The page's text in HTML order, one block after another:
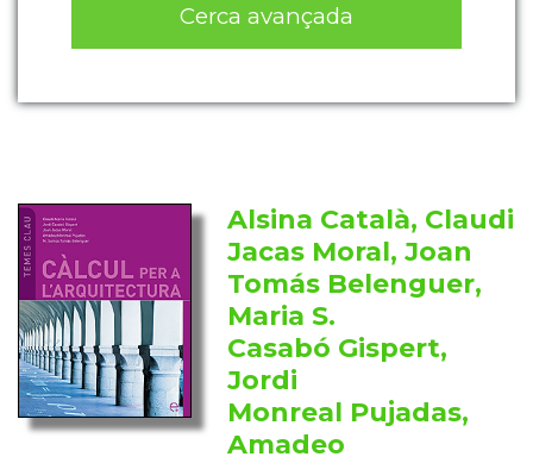
Cerca avançada
Alsina Català, Claudi
Jacas Moral, Joan
Tomás Belenguer,
Maria S.
Casabó Gispert,
Jordi
Monreal Pujadas,
Amadeo